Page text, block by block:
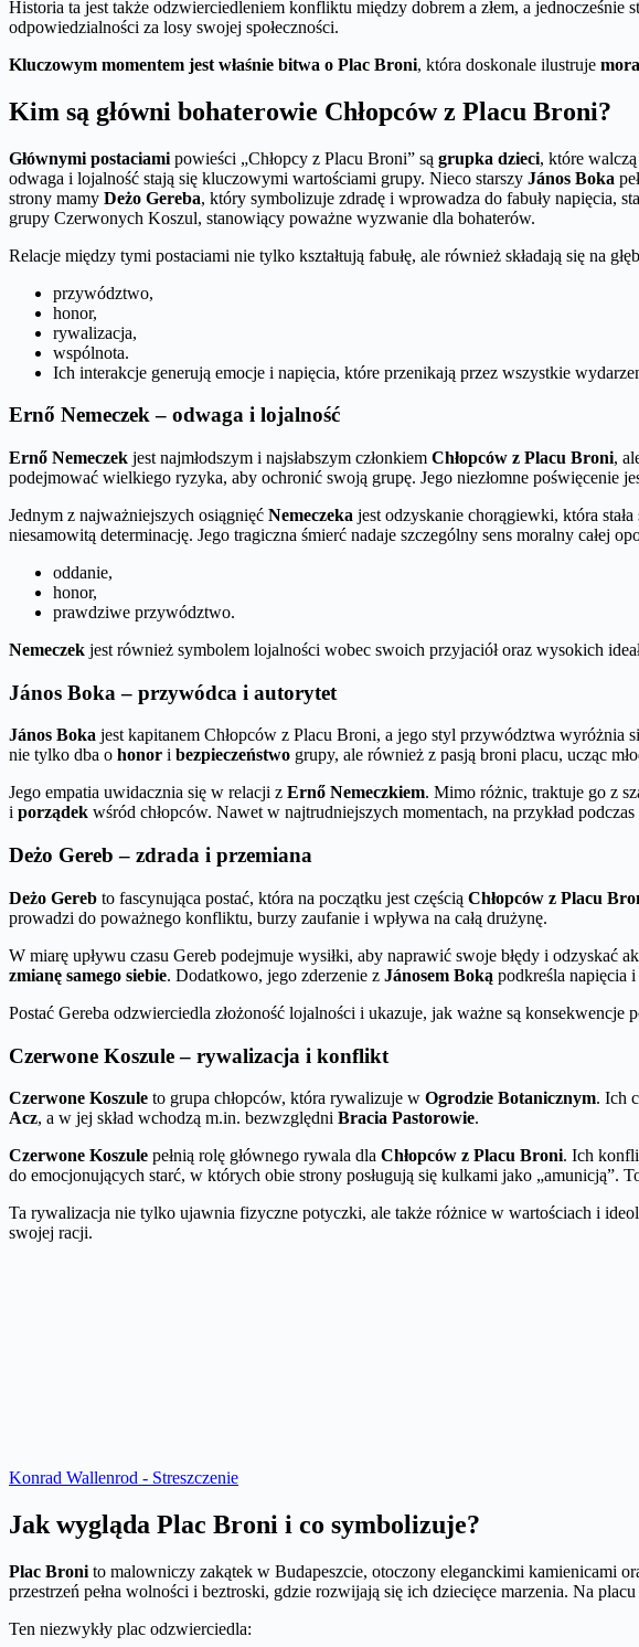
Historia ta jest także odzwierciedleniem konfliktu między dobrem a złem, a
odpowiedzialności za losy swojej społeczności.
Kluczowym momentem jest właśnie bitwa o Plac Broni, która doskonale ilustruje
Kim są główni bohaterowie Chłopców z Placu Broni?
Głównymi postaciami powieści „Chłopcy z Placu Broni” są grupka dzieci, które
odwaga i lojalność stają się kluczowymi wartościami grupy. Nieco starszy János Boka
strony mamy Deżo Gereba, który symbolizuje zdradę i wprowadza do fabuły napięcia,
grupy Czerwonych Koszul, stanowiący poważne wyzwanie dla bohaterów.
Relacje między tymi postaciami nie tylko kształtują fabułę, ale również składają się na
przywództwo,
honor,
rywalizacja,
wspólnota.
Ich interakcje generują emocje i napięcia, które przenikają przez wszystkie
Ernő Nemeczek – odwaga i lojalność
Ernő Nemeczek jest najmłodszym i najsłabszym członkiem Chłopców z Placu Broni,
podejmować wielkiego ryzyka, aby ochronić swoją grupę. Jego niezłomne poświęcenie
Jednym z najważniejszych osiągnięć Nemeczeka jest odzyskanie chorągiewki, która
niesamowitą determinację. Jego tragiczna śmierć nadaje szczególny sens moralny całej
oddanie,
honor,
prawdziwe przywództwo.
Nemeczek jest również symbolem lojalności wobec swoich przyjaciół oraz wysokich
János Boka – przywódca i autorytet
János Boka jest kapitanem Chłopców z Placu Broni, a jego styl przywództwa wyróżnia
nie tylko dba o honor i bezpieczeństwo grupy, ale również z pasją broni placu, ucząc
Jego empatia uwidacznia się w relacji z Ernő Nemeczkiem. Mimo różnic, traktuje go z
i porządek wśród chłopców. Nawet w najtrudniejszych momentach, na przykład
Deżo Gereb – zdrada i przemiana
Deżo Gereb to fascynująca postać, która na początku jest częścią Chłopców z Placu
prowadzi do poważnego konfliktu, burzy zaufanie i wpływa na całą drużynę.
W miarę upływu czasu Gereb podejmuje wysiłki, aby naprawić swoje błędy i
zmianę samego siebie. Dodatkowo, jego zderzenie z Jánosem Boką podkreśla napięcia
Postać Gereba odzwierciedla złożoność lojalności i ukazuje, jak ważne są
Czerwone Koszule – rywalizacja i konflikt
Czerwone Koszule to grupa chłopców, która rywalizuje w Ogrodzie Botanicznym. Ich
Acz, a w jej skład wchodzą m.in. bezwzględni Bracia Pastorowie.
Czerwone Koszule pełnią rolę głównego rywala dla Chłopców z Placu Broni. Ich
do emocjonujących starć, w których obie strony posługują się kulkami jako „amunicją”.
Ta rywalizacja nie tylko ujawnia fizyczne potyczki, ale także różnice w wartościach i
swojej racji.
Konrad Wallenrod - Streszczenie
Jak wygląda Plac Broni i co symbolizuje?
Plac Broni to malowniczy zakątek w Budapeszcie, otoczony eleganckimi kamienicami
przestrzeń pełna wolności i beztroski, gdzie rozwijają się ich dziecięce marzenia. Na
Ten niezwykły plac odzwierciedla: